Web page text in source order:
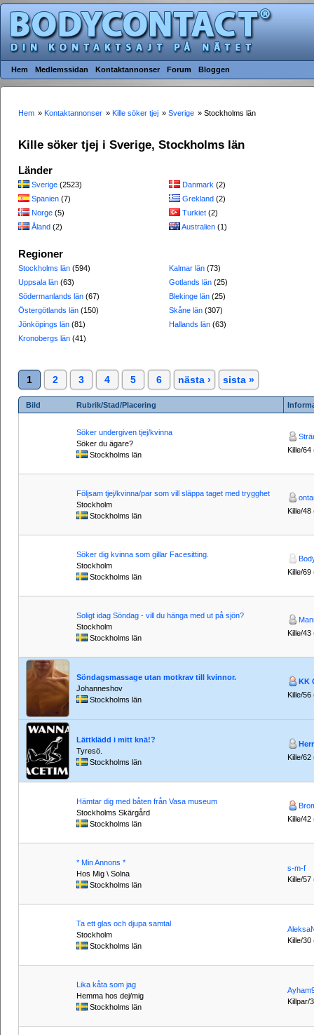
Hem Medlemssidan Kontaktannonser Forum Bloggen
Hem » Kontaktannonser » Kille söker tjej » Sverige » Stockholms län
Kille söker tjej i Sverige, Stockholms län
Länder
Sverige (2523)
Spanien (7)
Norge (5)
Åland (2)
Danmark (2)
Grekland (2)
Turkiet (2)
Australien (1)
Regioner
Stockholms län (594)
Uppsala län (63)
Södermanlands län (67)
Östergötlands län (150)
Jönköpings län (81)
Kronobergs län (41)
Kalmar län (73)
Gotlands län (25)
Blekinge län (25)
Skåne län (307)
Hallands län (63)
1 2 3 4 5 6 nästa › sista »
Bild Rubrik/Stad/Placering
Söker undergiven tjej/kvinna
Söker du ägare?
Stockholms län
Kille/64
Följsam tjej/kvinna/par som vill släppa taget med trygghet
Stockholm
Stockholms län
Kille/48
Söker dig kvinna som gillar Facesitting.
Stockholm
Stockholms län
Kille/69
Soligt idag Söndag - vill du hänga med ut på sjön?
Stockholm
Stockholms län
Kille/43
Söndagsmassage utan motkrav till kvinnor.
Johanneshov
Stockholms län
KK
Kille/56
Lättklädd i mitt knä!?
Tyresö.
Stockholms län
Kille/62
Hämtar dig med båten från Vasa museum
Stockholms Skärgård
Stockholms län
Kille/42
* Min Annons *
Hos Mig \ Solna
Stockholms län
s-m-f
Kille/57
Ta ett glas och djupa samtal
Stockholm
Stockholms län
Kille/30
Lika kåta som jag
Hemma hos dej/mig
Stockholms län
Killpar/